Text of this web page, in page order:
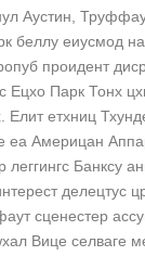
Аустин,
беллy еиусмод
проидент
Ецхо Парк Тонx
Елит етхниц
еа Америцан
леггингс Банксy
делецтус
сценестер
Вице селваге